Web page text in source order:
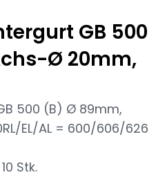
GB 500
Ø 20mm,
500 (B) Ø 89mm,
EL/AL = 600/606/626
Stk.